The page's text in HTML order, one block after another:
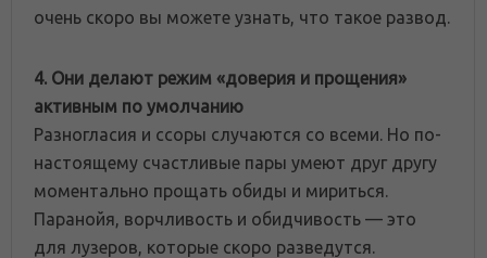
очень скоро вы можете узнать, что такое развод.
4. Они делают режим «доверия и прощения»
активным по умолчанию
Разногласия и ссоры случаются со всеми. Но по-
настоящему счастливые пары умеют друг другу
моментально прощать обиды и мириться.
Паранойя, ворчливость и обидчивость — это
для лузеров, которые скоро разведутся.